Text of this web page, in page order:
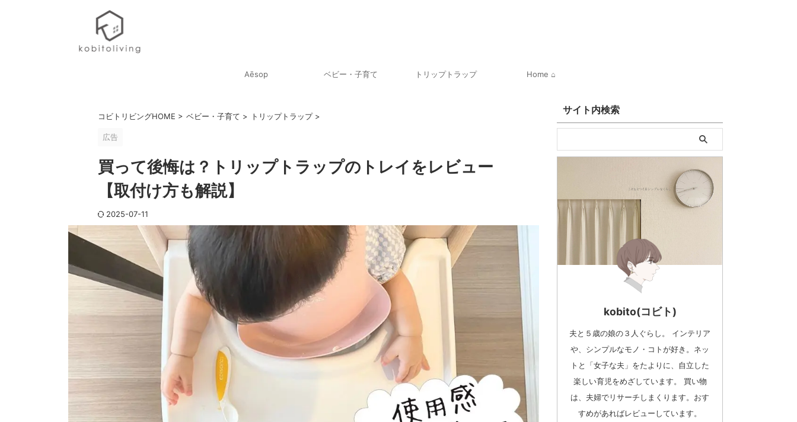
Aēsop ベビー・子育て トリップトラップ Home ⌂
コビトリビングHOME > ベビー・子育て > トリップトラップ >
広告
買って後悔は？トリップトラップのトレイをレビュー
【取付け方も解説】
2025-07-11
サイト内検索
kobito(コビト)
夫と５歳の娘の３人ぐらし。 インテリア
や、シンプルなモノ・コトが好き。ネッ
トと「女子な夫」をたよりに、自立した
楽しい育児をめざしています。 買い物
は、夫婦でリサーチしまくります。おす
すめがあればレビューしています。